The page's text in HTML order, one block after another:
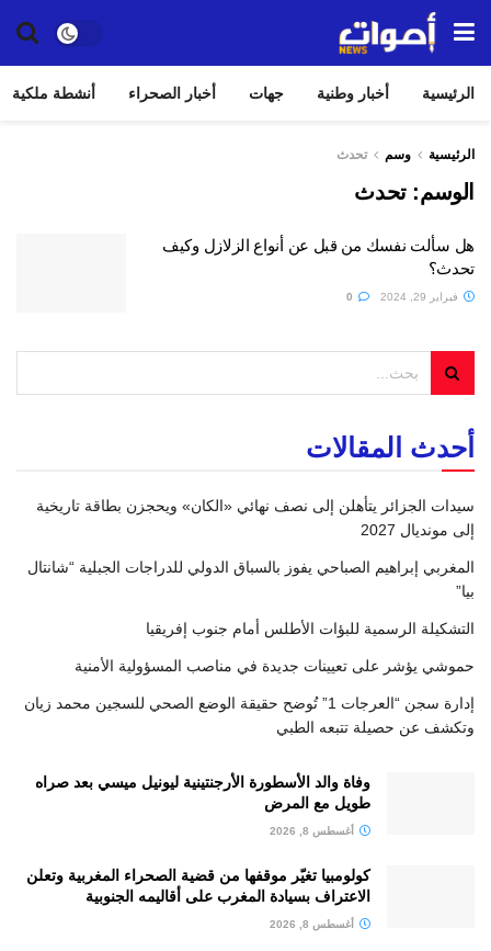
الرئيسية أخبار وطنية جهات أخبار الصحراء أنشطة ملكية
الرئيسية وسم تحدث
الوسم:تحدث
هل سألت نفسك من قبل عن أنواع الزلازل وكيف
تحدث؟
فبراير 29, 2024
أحدث المقالات
سيدات الجزائر يتأهلن إلى نصف نهائي «الكان» ويحجزن بطاقة تاريخية
إلى مونديال 2027
المغربي إبراهيم الصباحي يفوز بالسباق الدولي للدراجات الجبلية “شانتال
بيا”
التشكيلة الرسمية للبؤات الأطلس أمام جنوب إفريقيا
حموشي يؤشر على تعيينات جديدة في مناصب المسؤولية الأمنية
إدارة سجن “العرجات 1” تُوضح حقيقة الوضع الصحي للسجين محمد زيان
وتكشف عن حصيلة تتبعه الطبي
وفاة والد الأسطورة الأرجنتينية ليونيل ميسي بعد صراه
طويل مع المرض
أغسطس 8, 2026
كولومبيا تغيّر موقفها من قضية الصحراء المغربية وتعلن
الاعتراف بسيادة المغرب على أقاليمه الجنوبية
أغسطس 8, 2026